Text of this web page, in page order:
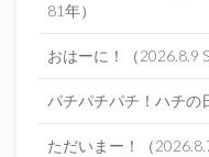
81年）
おはーに！（2026.8.9
パチパチパチ！ハチの
ただいまー！（